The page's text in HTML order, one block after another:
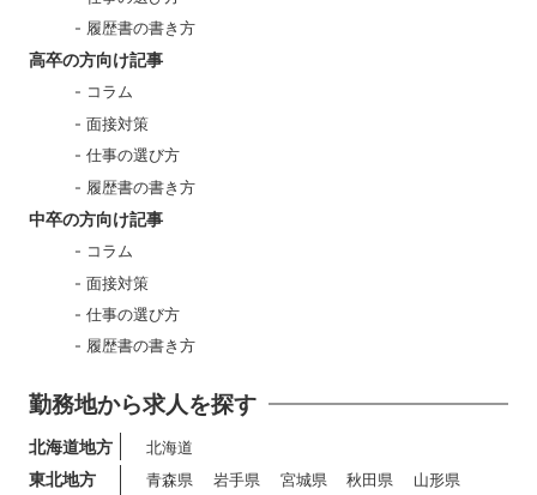
履歴書の書き方
高卒の方向け記事
コラム
面接対策
仕事の選び方
履歴書の書き方
中卒の方向け記事
コラム
面接対策
仕事の選び方
履歴書の書き方
勤務地から求人を探す
北海道地方 北海道
東北地方 青森県 岩手県 宮城県 秋田県
山形県